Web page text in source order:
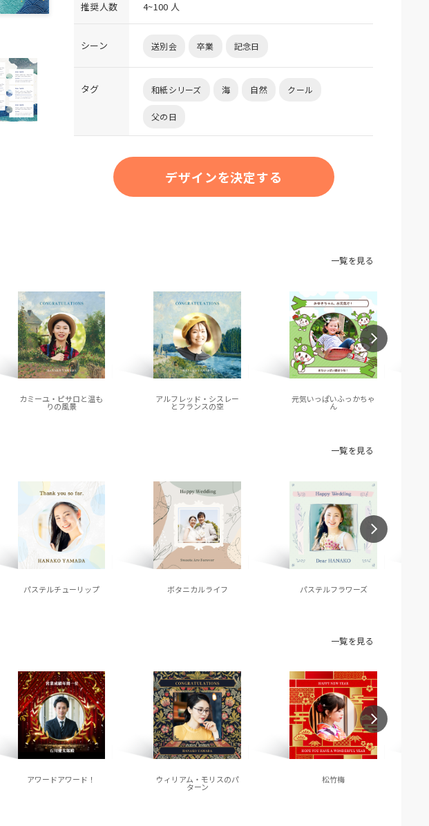
推奨人数 4~100 人
シーン 送別会 卒業 記念日
タグ 和紙シリーズ 海 自然 クール
父の日
デザインを決定する
一覧を見る
カミーユ・ピサロと温も
りの風景
アルフレッド・シスレー
とフランスの空
元気いっぱいふっかちゃ
ん
一覧を見る
パステルチューリップ ボタニカルライフ パステルフラワーズ
一覧を見る
アワードアワード！ ウィリアム・モリスのパ
ターン
松竹梅